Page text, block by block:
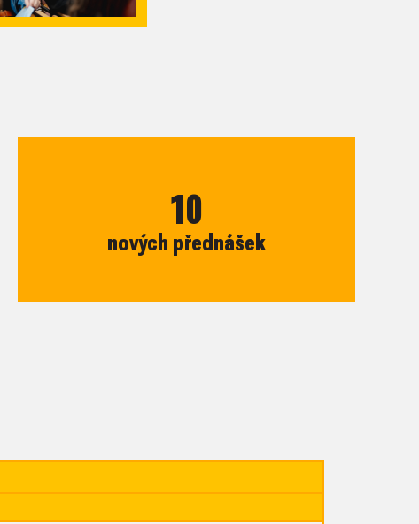
10
nových přednášek